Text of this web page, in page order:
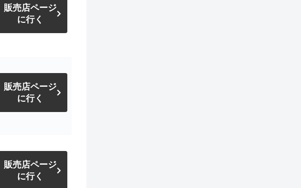
販売店ページ
に行く
販売店ページ
に行く
販売店ページ
に行く